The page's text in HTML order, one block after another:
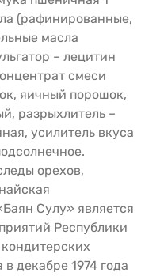
(рафинированные,
масла
– лецитин
смеси
яичный порошок,
разрыхлитель –
усилитель вкуса
орехов,
Сулу» является
Республики
декабре 1974 года